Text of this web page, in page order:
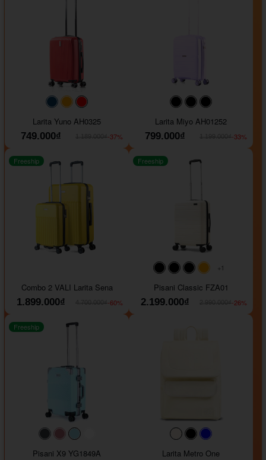
#093f69#ffa500
Larita Yuno AH0325
749.000₫
-37%
#000000#000000
Larita Miyo AH01252
799.000₫
-33%
Freeship
Combo 2 VALI Larita Sena
1.899.000₫
-60%
#000000#000000
#000000
#ffa500
+1
Freeship
Pisani Classic FZA01
2.199.000₫
-26%
#40454a#b76e79
#9ad8e7
Freeship
Pisani X9 YG1849A
#faf0e6#000000
Larita Metro One